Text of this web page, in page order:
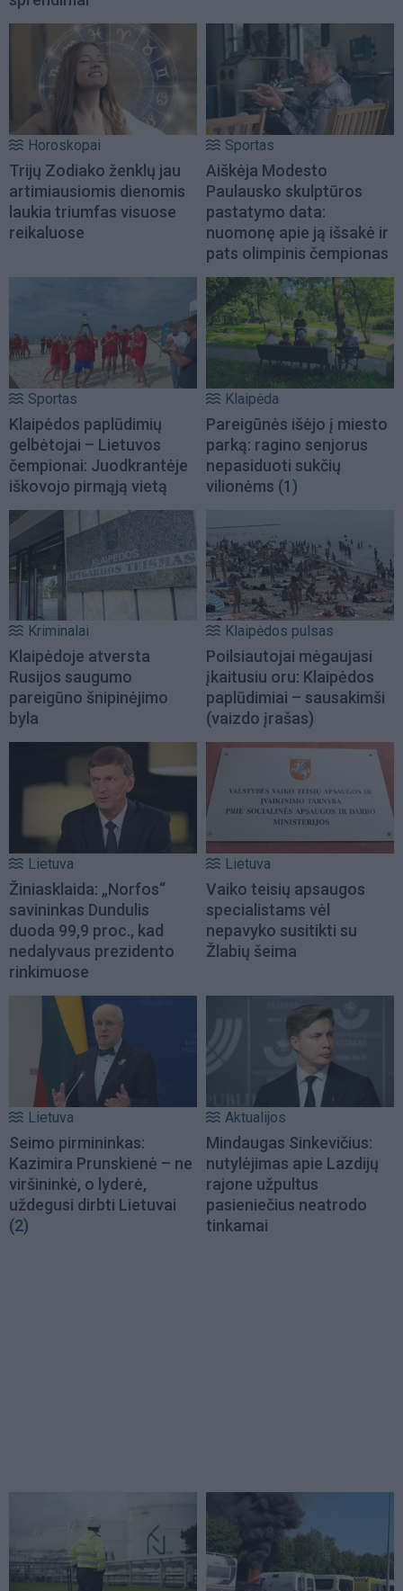
Horoskopai
Trijų Zodiako ženklų jau
artimiausiomis dienomis
laukia triumfas visuose
reikaluose
Sportas
Aiškėja Modesto
Paulausko skulptūros
pastatymo data:
nuomonę apie ją išsakė ir
pats olimpinis čempionas
Sportas
Klaipėdos paplūdimių
gelbėtojai – Lietuvos
čempionai: Juodkrantėje
iškovojo pirmąją vietą
Klaipėda
Pareigūnės išėjo į miesto
parką: ragino senjorus
nepasiduoti sukčių
vilionėms (1)
Kriminalai
Klaipėdoje atversta
Rusijos saugumo
pareigūno šnipinėjimo
byla
Klaipėdos pulsas
Poilsiautojai mėgaujasi
įkaitusiu oru: Klaipėdos
paplūdimiai – sausakimši
(vaizdo įrašas)
Lietuva
Žiniasklaida: „Norfos“
savininkas Dundulis
duoda 99,9 proc., kad
nedalyvaus prezidento
rinkimuose
Lietuva
Vaiko teisių apsaugos
specialistams vėl
nepavyko susitikti su
Žlabių šeima
Lietuva
Seimo pirmininkas:
Kazimira Prunskienė – ne
viršininkė, o lyderė,
uždegusi dirbti Lietuvai
(2)
Aktualijos
Mindaugas Sinkevičius:
nutylėjimas apie Lazdijų
rajone užpultus
pasieniečius neatrodo
tinkamai